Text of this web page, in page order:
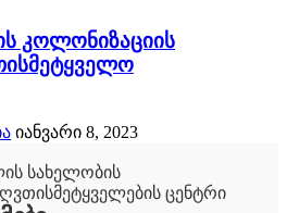
კოლონიზაციის
იანვარი 8, 2023
სახელობის
ცენტრი